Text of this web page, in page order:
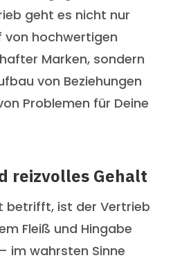
geht es nicht nur
von hochwertigen
Marken, sondern
von Beziehungen
Problemen für Deine
reizvolles Gehalt
betrifft, ist der Vertrieb
Fleiß und Hingabe
im wahrsten Sinne